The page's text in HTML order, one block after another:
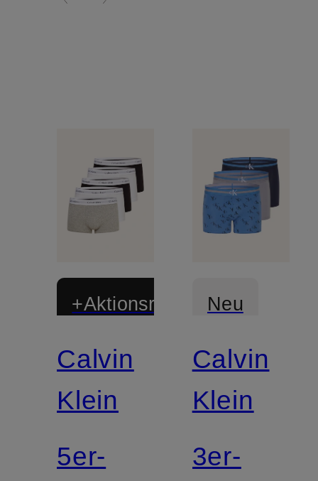
+Aktionsrabatt
Calvin
Klein
5er-
Neu
Calvin
Klein
3er-